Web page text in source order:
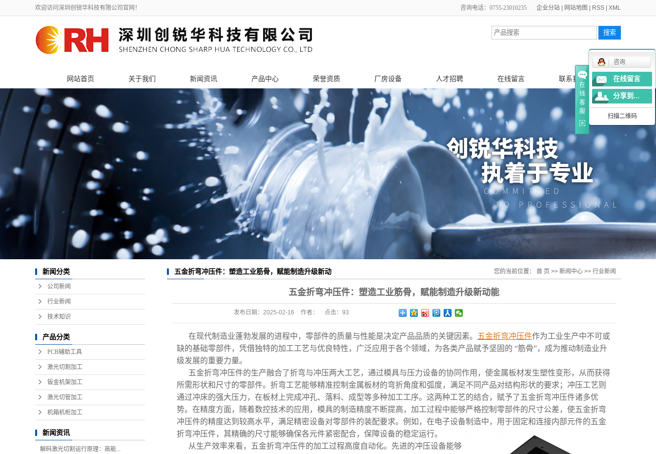
欢迎访问深圳创锐华科技有限公司官网！ 企业分站 网站地图 RSS XML
咨询电话：0755-23010235
网站首页 关于我们 新闻资讯
公司新闻
行业新闻
技术知识
产品中心
PCB辅助工具
激光切割加工
钣金机架加工
激光切管加工
机箱机柜加工
荣誉资质 厂房设备 人才招聘 在线留言 联系我们
新闻分类
公司新闻
行业新闻
技术知识
产品分类
PCB辅助工具
激光切割加工
钣金机架加工
激光切管加工
机箱机柜加工
新闻资讯
解码激光切割运行原理：高能...
五金折弯冲压件：塑造工业筋骨，赋能制造升级新动
您的当前位置： 首 页 >> 新闻中心 >> 行业新闻
五金折弯冲压件：塑造工业筋骨，赋能制造升级新动能
发布日期： 2025-02-16 作者： 点击： 93
在现代制造业蓬勃发展的进程中，零部件的质量与性能是决定产品品质的关键因素。 五金折弯冲压件作为工业生产中不可或
缺的基础零部件，凭借独特的加工工艺与优良特性，广泛应用于各个领域，为各类产品赋予坚固的 “筋骨”，成为推动制造业升
级发展的重要力量。
五金折弯冲压件的生产融合了折弯与冲压两大工艺，通过模具与压力设备的协同作用，使金属板材发生塑性变形，从而获得
所需形状和尺寸的零部件。折弯工艺能够精准控制金属板材的弯折角度和弧度，满足不同产品对结构形状的要求；冲压工艺则
通过冲床的强大压力，在板材上完成冲孔、落料、成型等多种加工工序。这两种工艺的结合，赋予了五金折弯冲压件诸多优
势。在精度方面，随着数控技术的应用，模具的制造精度不断提高，加工过程中能够严格控制零部件的尺寸公差，使五金折弯
冲压件的精度达到较高水平，满足精密设备对零部件的装配要求。例如，在电子设备制造中，用于固定和连接内部元件的五金
折弯冲压件，其精确的尺寸能够确保各元件紧密配合，保障设备的稳定运行。
从生产效率来看，五金折弯冲压件的加工过程高度自动化。先进的冲压设备能够
在
线
客
服
咨询
在线留言
分享到...
扫描二维码